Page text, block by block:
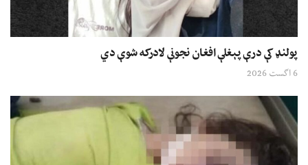
پولنډ کې درې پېغلې افغان نجونې لادرکه شوې دي
6 اگست 2026